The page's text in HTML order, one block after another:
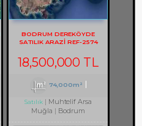
BODRUM DEREKÖYDE
SATILIK ARAZİ REF-2574
18,500,000 TL
74,000m²
Satılık
Muhtelif Arsa
Muğla
Bodrum